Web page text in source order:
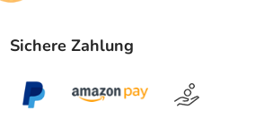
Sichere Zahlung